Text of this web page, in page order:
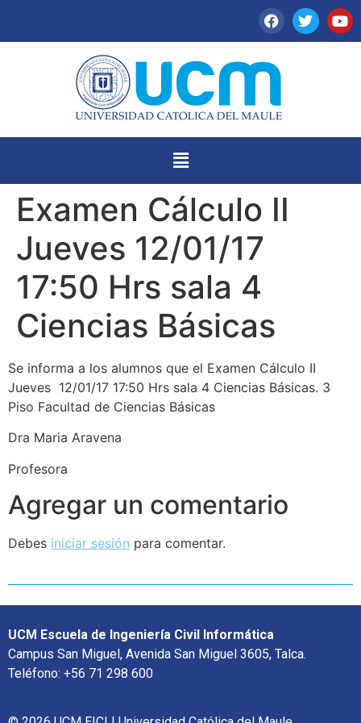
Examen Cálculo II
Jueves 12/01/17
17:50 Hrs sala 4
Ciencias Básicas
Se informa a los alumnos que el Examen Cálculo II
Jueves 12/01/17 17:50 Hrs sala 4 Ciencias Básicas. 3
Piso Facultad de Ciencias Básicas
Dra Maria Aravena
Profesora
Agregar un comentario
Debes iniciar sesión para comentar.
UCM Escuela de Ingeniería Civil Informática
Campus San Miguel, Avenida San Miguel 3605, Talca.
Teléfono: +56 71 298 600